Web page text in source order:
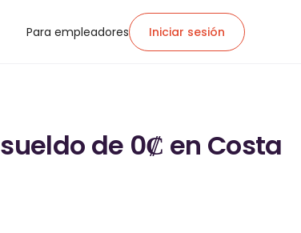
Para empleadores Iniciar sesión
de 0₡ en Costa